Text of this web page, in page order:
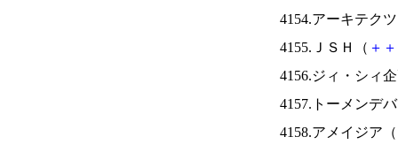
4154.アーキテク
4155.ＪＳＨ（ ＋ ＋
4156.ジィ・シィ
4157.トーメンデ
4158.アメイジア（